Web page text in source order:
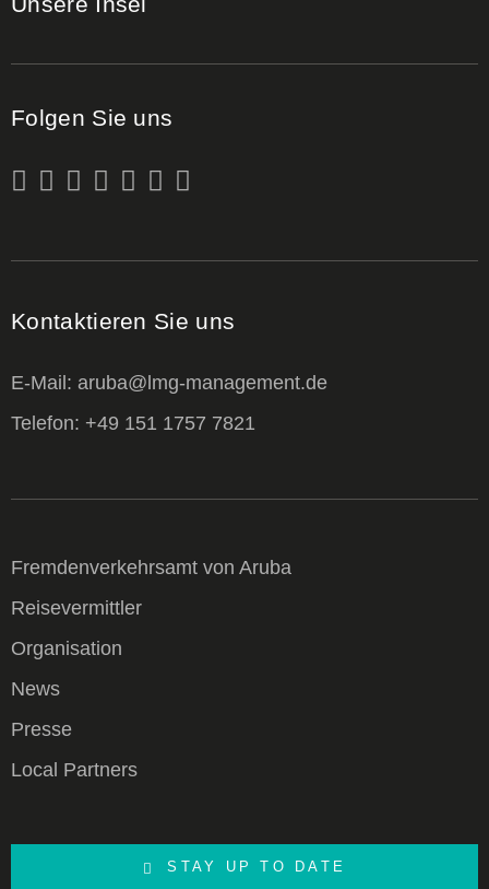
Folgen Sie uns
Kontaktieren Sie uns
E-Mail: aruba@lmg-management.de
Telefon: +49 151 1757 7821
Fremdenverkehrsamt von Aruba
Reisevermittler
Organisation
News
Presse
Local Partners
STAY UP TO DATE